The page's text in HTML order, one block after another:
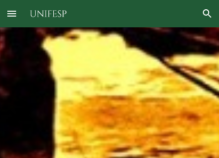
Skip to main content Skip to navigation